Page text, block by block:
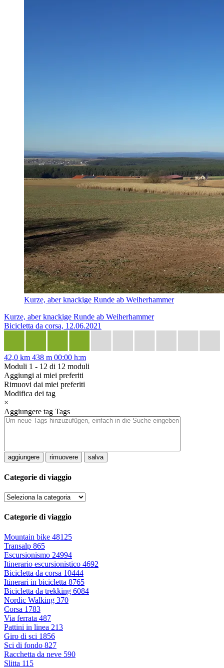
Kurze, aber knackige Runde ab Weiherhammer
Kurze, aber knackige Runde ab Weiherhammer
Bicicletta da corsa, 12.06.2021
42,0 km 438 m 00:00 h:m
Moduli 1 - 12 di 12 moduli
Aggiungi ai miei preferiti
Rimuovi dai miei preferiti
Modifica dei tag
×
Aggiungere tag Tags
aggiungere rimuovere salva
Categorie di viaggio
Categorie di viaggio
Mountain bike 48125
Transalp 865
Escursionismo 24994
Itinerario escursionistico 4692
Bicicletta da corsa 10444
Itinerari in bicicletta 8765
Bicicletta da trekking 6084
Nordic Walking 370
Corsa 1783
Via ferrata 487
Pattini in linea 213
Giro di sci 1856
Sci di fondo 827
Racchetta da neve 590
Slitta 115